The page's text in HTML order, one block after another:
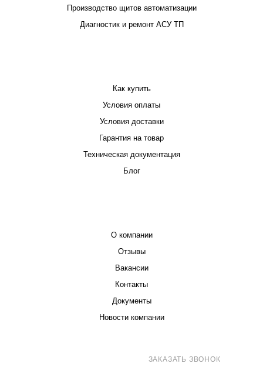
Производство щитов автоматизации
Диагностик и ремонт АСУ ТП
Как купить
Условия оплаты
Условия доставки
Гарантия на товар
Техническая документация
Блог
О компании
Отзывы
Вакансии
Контакты
Документы
Новости компании
ЗАКАЗАТЬ ЗВОНОК